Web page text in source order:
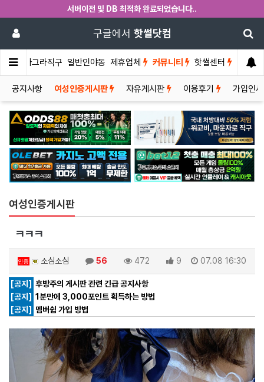
서버이전 및 DB 최적화 완료되었습니다..
구글에서 핫썰닷컴
비아그라직구 일반인야동 제휴업체 커뮤니티 핫썰센터
공지사항 여성인증게시판 자유게시판 이용후기 가입인
여성인증게시판
ㅋㅋㅋ
인증 소심소심 56 472 9 07.08 16:30
[공지] 후방주의 게시판 관련 긴급 공지사항
[공지] 1분만에 3,000포인트 획득하는 방법
[공지]
멤버쉽 가입 방법